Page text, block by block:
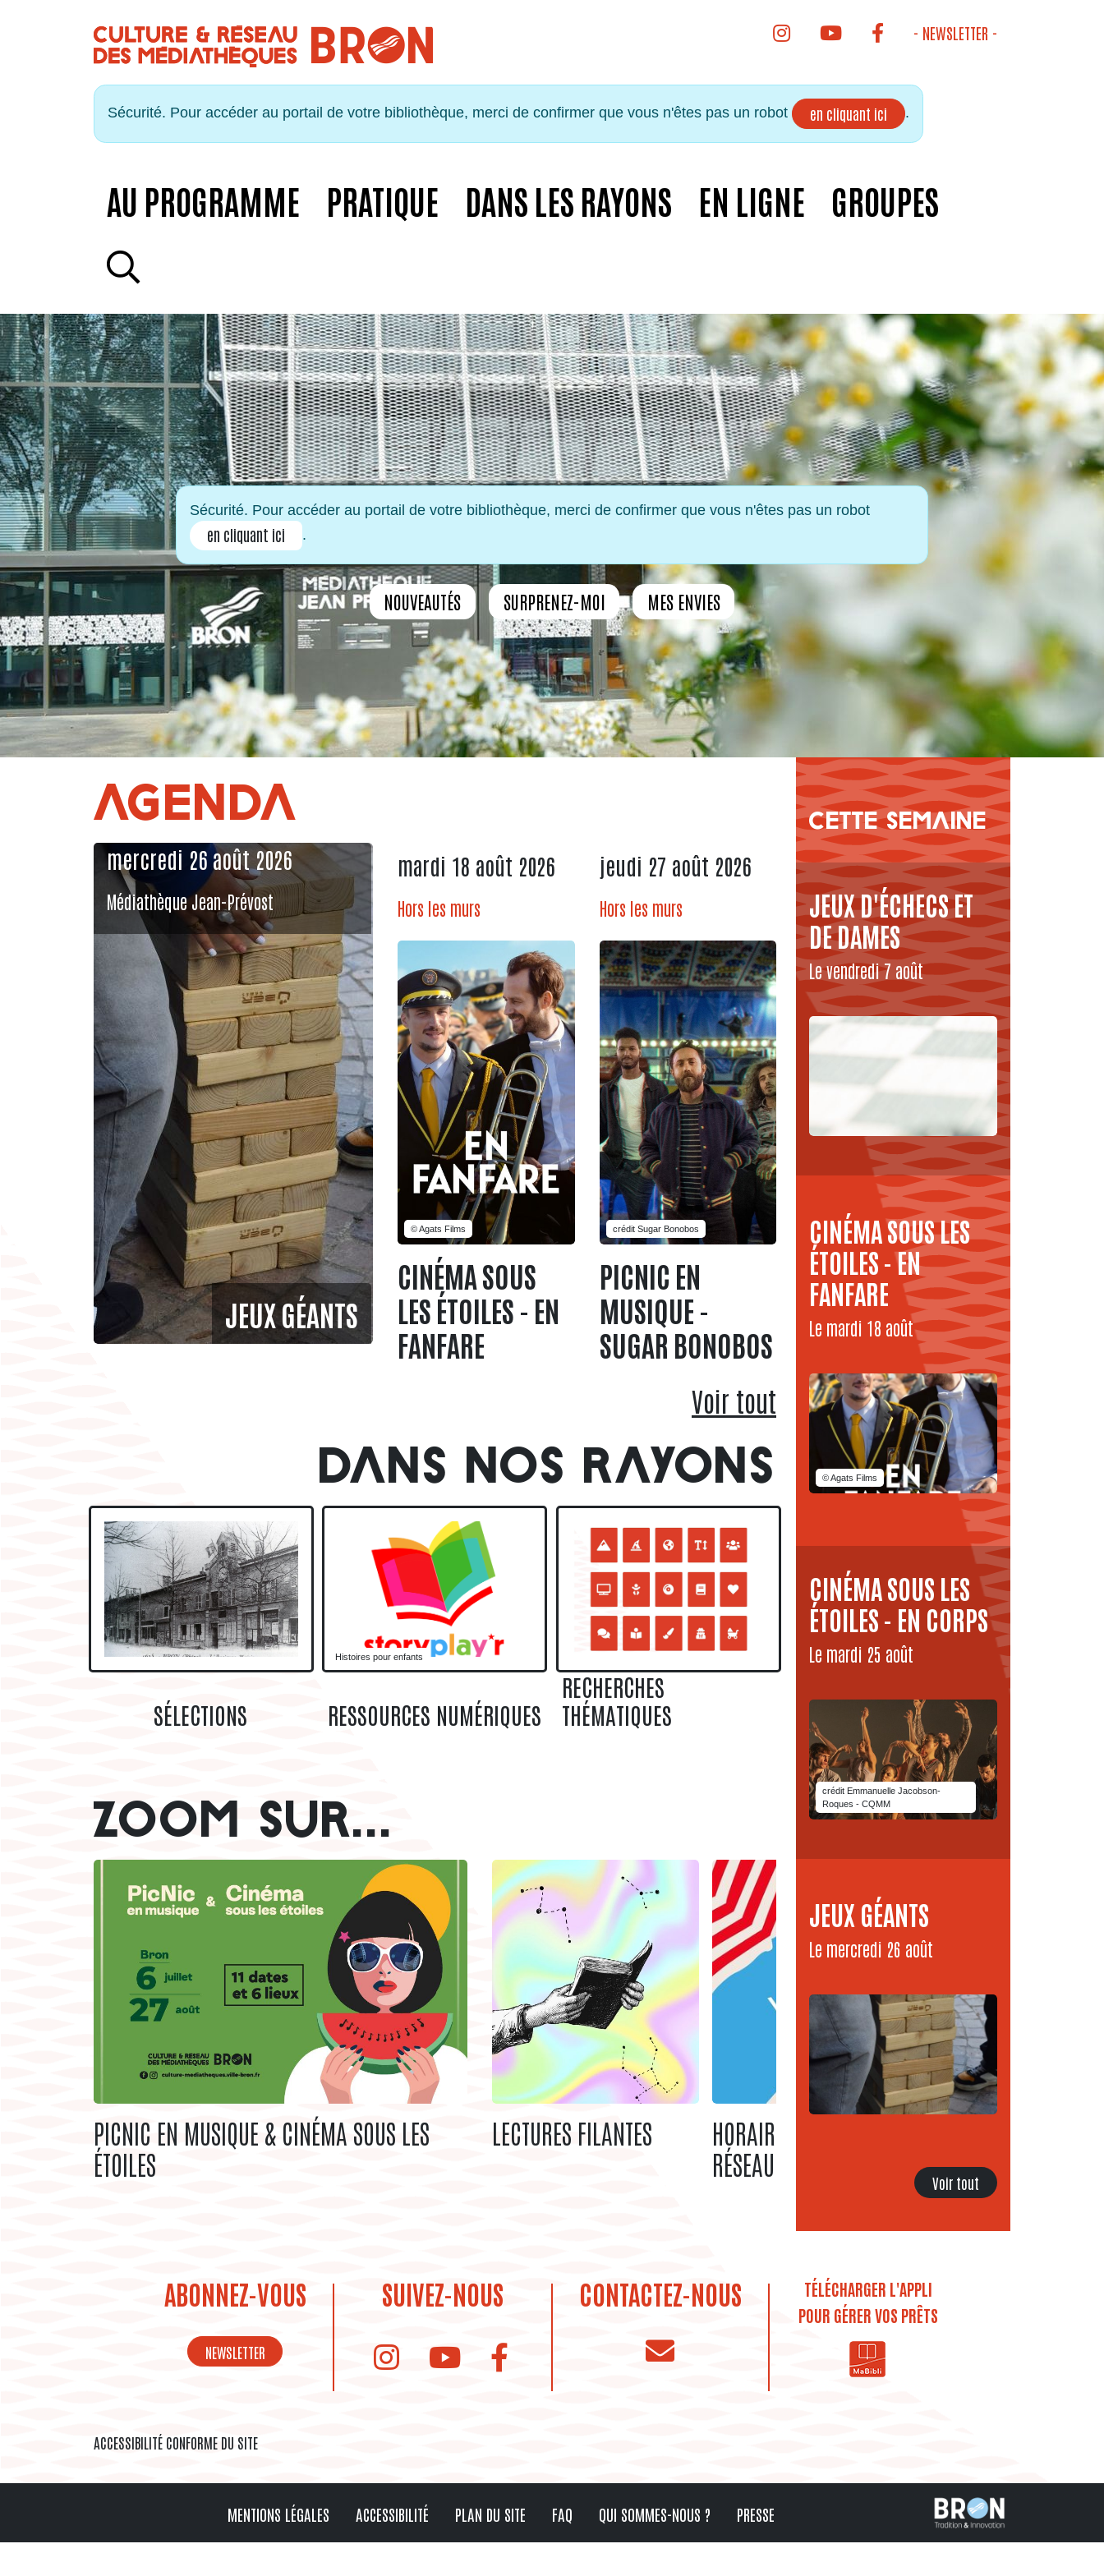
INSTAGRAM DE LA BIBLIOTHÈQUE
YOUTUBE DE LA BIBLIOTHÈQUE
FACEBOOK DE LA BIBLIOTHÈQUE
- NEWSLETTER -
Sécurité. Pour accéder au portail de votre bibliothèque, merci de confirmer que vous n'êtes pas un robot en cliquant ici .
AU PROGRAMME PRATIQUE DANS LES RAYONS EN LIGNE
GROUPES
Sécurité. Pour accéder au portail de votre bibliothèque, merci de confirmer que vous n'êtes pas un robot
en cliquant ici .
NOUVEAUTÉS SURPRENEZ-MOI MES ENVIES
AGENDA
mercredi 26 août 2026
Médiathèque Jean-Prévost
JEUX GÉANTS
mardi 18 août 2026
Hors les murs
© Agats Films
CINÉMA SOUS
LES ÉTOILES - EN
FANFARE
jeudi 27 août 2026
Hors les murs
crédit Sugar Bonobos
PICNIC EN
MUSIQUE -
SUGAR BONOBOS
Voir tout
DANS NOS RAYONS
SÉLECTIONS
VILLE DE BRON
RESSOURCES NUMÉRIQUES
STORYPLAY'R
Histoires pour enfants
RECHERCHES
THÉMATIQUES
RECHERCHES THÉMATIQUES
ZOOM SUR...
PICNIC EN MUSIQUE & CINÉMA SOUS LES
ÉTOILES
LECTURES FILANTES
HORAIRES D'ÉTÉ DU
RÉSEAU
CETTE SEMAINE
JEUX D'ÉCHECS ET
DE DAMES
Le vendredi 7 août
CINÉMA SOUS LES
ÉTOILES - EN
FANFARE
Le mardi 18 août
© Agats Films
CINÉMA SOUS LES
ÉTOILES - EN CORPS
Le mardi 25 août
crédit Emmanuelle Jacobson-
Roques - CQMM
JEUX GÉANTS
Le mercredi 26 août
Voir tout
ABONNEZ-VOUS
NEWSLETTER
SUIVEZ-NOUS
instagram de la bibliothèque
Youtube de la bibliothèque
CONTACTEZ-NOUS
TÉLÉCHARGER L'APPLI
POUR GÉRER VOS PRÊTS
ACCESSIBILITÉ CONFORME DU SITE
MENTIONS LÉGALES ACCESSIBILITÉ PLAN DU SITE FAQ QUI SOMMES-NOUS ? PRESSE